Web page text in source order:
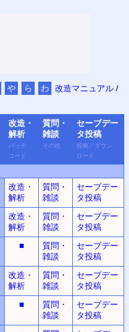
や ら わ 改造マニュアル /
改造・
解析
パッチ
コード
質問・
雑談
その他
セーブデー
タ投稿
投稿 ／ ダウン
ロード
改造・
解析
質問・
雑談
セーブデー
タ投稿
改造・
解析
質問・
雑談
セーブデー
タ投稿
■
質問・
雑談
セーブデー
タ投稿
改造・
解析
質問・
雑談
セーブデー
タ投稿
■
質問・
雑談
セーブデー
タ投稿